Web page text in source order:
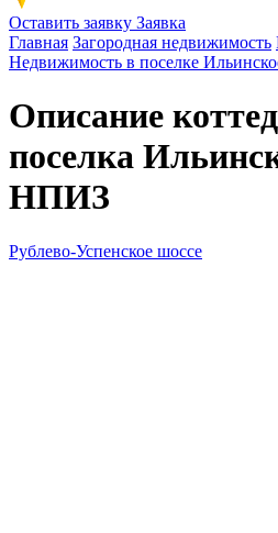
Оставить заявку Заявка
Главная Загородная недвижимость
Недвижимость в поселке
Описание
поселка
НПИЗ
Рублево-Успенское шоссе